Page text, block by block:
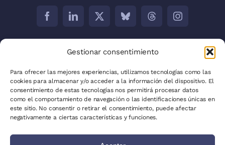
Gestionar consentimiento
Para ofrecer las mejores experiencias, utilizamos tecnologías como las
cookies para almacenar y/o acceder a la información del dispositivo. El
consentimiento de estas tecnologías nos permitirá procesar datos
como el comportamiento de navegación o las identificaciones únicas en
este sitio. No consentir o retirar el consentimiento, puede afectar
negativamente a ciertas características y funciones.
C/ Aribau 171 5-2
La Plata:C/ 53 entre 8 i 9 núm. 680
Política de privadesa